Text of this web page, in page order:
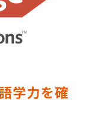
学力を確